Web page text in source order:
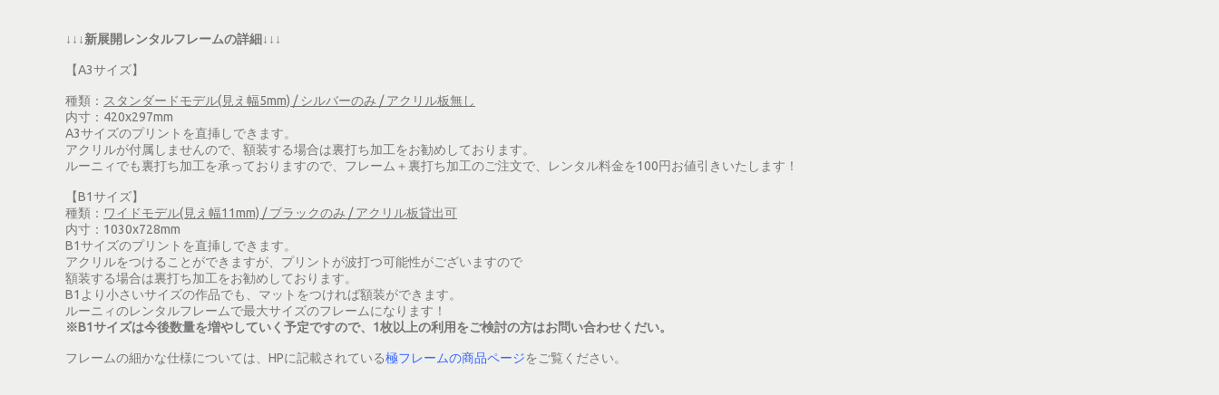
↓↓↓新展開レンタルフレームの詳細↓↓↓
【A3サイズ】
種類： スタンダードモデル(見え幅5mm) / シルバーのみ / アクリル板無し
内寸：420x297mm
A3サイズのプリントを直挿しできます。
アクリルが付属しませんので、額装する場合は裏打ち加工をお勧めしております。
ルーニィでも裏打ち加工を承っておりますので、フレーム＋裏打ち加工のご注文で、レンタル料金を100円お値引きいたします！
【B1サイズ】
種類： ワイドモデル(見え幅11mm) / ブラックのみ / アクリル板貸出可
内寸：1030x728mm
B1サイズのプリントを直挿しできます。
アクリルをつけることができますが、プリントが波打つ可能性がございますので
額装する場合は裏打ち加工をお勧めしております。
B1より小さいサイズの作品でも、マットをつければ額装ができます。
ルーニィのレンタルフレームで最大サイズのフレームになります！
※B1サイズは今後数量を増やしていく予定ですので、1枚以上の利用をご検討の方はお問い合わせくだい。
フレームの細かな仕様については、HPに記載されている極フレームの商品ページをご覧ください。